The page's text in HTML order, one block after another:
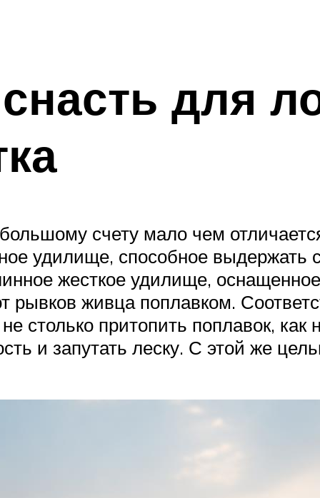
для
счету мало чем
удилище, способное выдержать
жесткое удилище,
живца поплавком.
столько притопить поплавок,
и запутать леску. С этой же